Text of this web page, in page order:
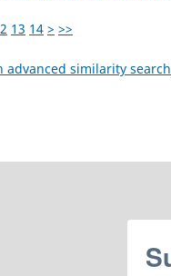
13 14 > >>
advanced similarity search